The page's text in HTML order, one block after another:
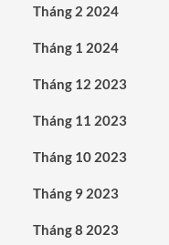
Tháng 2 2024
Tháng 1 2024
Tháng 12 2023
Tháng 11 2023
Tháng 10 2023
Tháng 9 2023
Tháng 8 2023